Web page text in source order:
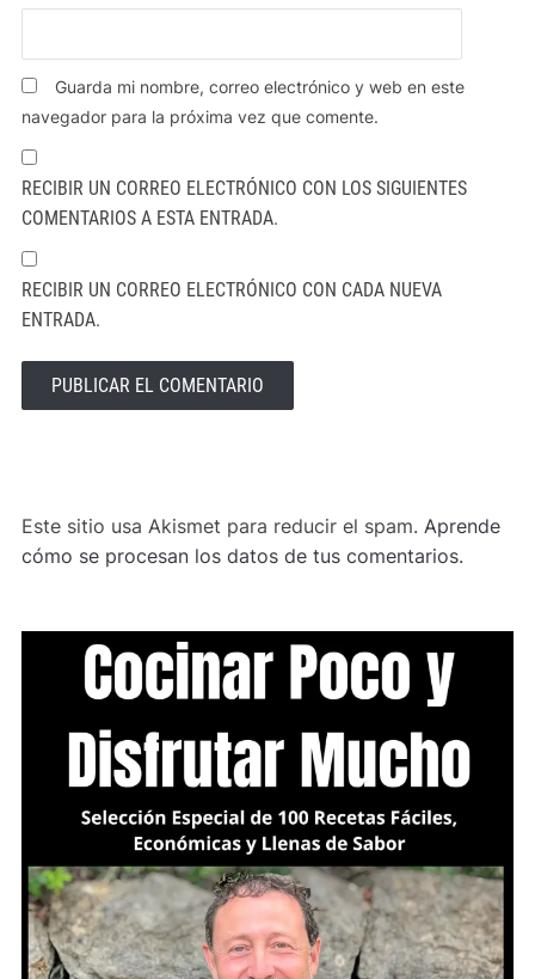
Guarda mi nombre, correo electrónico y web en este
navegador para la próxima vez que comente.
RECIBIR UN CORREO ELECTRÓNICO CON LOS SIGUIENTES
COMENTARIOS A ESTA ENTRADA.
RECIBIR UN CORREO ELECTRÓNICO CON CADA NUEVA
ENTRADA.
Este sitio usa Akismet para reducir el spam. Aprende
cómo se procesan los datos de tus comentarios.